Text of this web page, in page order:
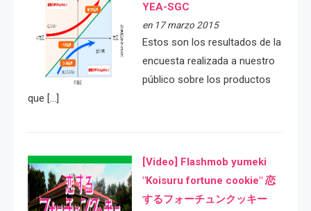
YEA-SGC
en 17 marzo 2015
Estos son los resultados de la
encuesta realizada a nuestro
público sobre los productos
que […]
[Video] Flashmob yumeki
"Koisuru fortune cookie" 恋
するフォーチュンクッキー